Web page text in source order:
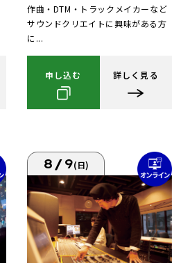
作曲・DTM・トラックメイカーなど
サウンドクリエイトに興味がある方
に...
申し込む 詳しく見る
8/9(日)